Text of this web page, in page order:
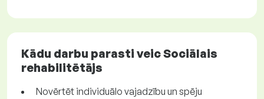
Kādu darbu parasti veic Sociālais
rehabilitētājs
Novērtēt individuālo vajadzību un spēju